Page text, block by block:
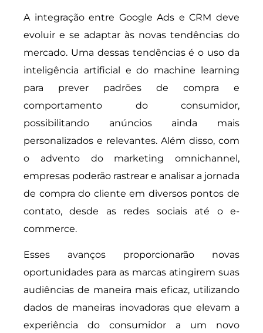
A integração entre Google Ads e CRM deve
evoluir e se adaptar às novas tendências do
mercado. Uma dessas tendências é o uso da
inteligência artificial e do machine learning
para prever padrões de compra e
comportamento do consumidor,
possibilitando anúncios ainda mais
personalizados e relevantes. Além disso, com
o advento do marketing omnichannel,
empresas poderão rastrear e analisar a jornada
de compra do cliente em diversos pontos de
contato, desde as redes sociais até o e-
commerce.
Esses avanços proporcionarão novas
oportunidades para as marcas atingirem suas
audiências de maneira mais eficaz, utilizando
dados de maneiras inovadoras que elevam a
experiência do consumidor a um novo